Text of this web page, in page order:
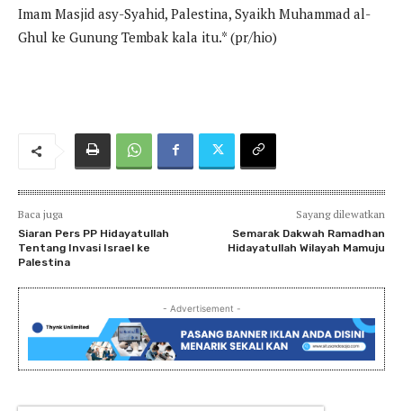
Imam Masjid asy-Syahid, Palestina, Syaikh Muhammad al-
Ghul ke Gunung Tembak kala itu.* (pr/hio)
Baca juga
Siaran Pers PP Hidayatullah
Tentang Invasi Israel ke
Palestina
Sayang dilewatkan
Semarak Dakwah Ramadhan
Hidayatullah Wilayah Mamuju
- Advertisement -